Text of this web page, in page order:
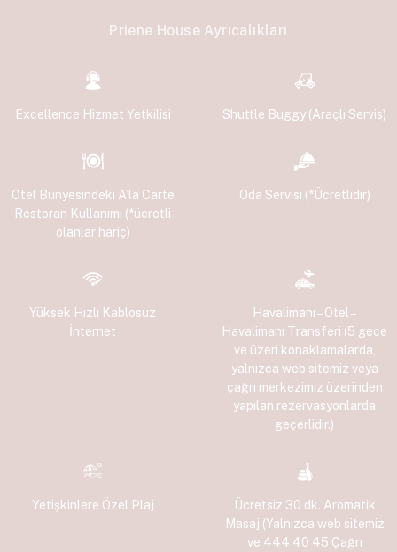
Priene House Ayrıcalıkları
Excellence Hizmet Yetkilisi Shuttle Buggy (Araçlı Servis)
Otel Bünyesindeki A’la Carte
Restoran Kullanımı (*ücretli
olanlar hariç)
Oda Servisi (*Ücretlidir)
Yüksek Hızlı Kablosuz
İnternet
Havalimanı – Otel –
Havalimanı Transferi (5 gece
ve üzeri konaklamalarda,
yalnızca web sitemiz veya
çağrı merkezimiz üzerinden
yapılan rezervasyonlarda
geçerlidir.)
Yetişkinlere Özel Plaj
Ücretsiz 30 dk. Aromatik
Masaj (Yalnızca web sitemiz
ve 444 40 45 Çağrı